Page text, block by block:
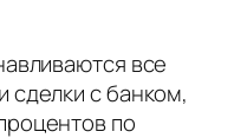
все
сделки с банком,
по